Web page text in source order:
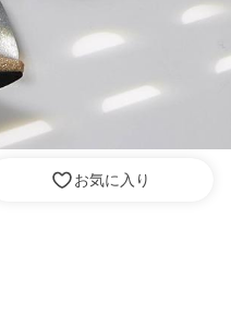
お気に入り